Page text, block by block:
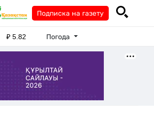
Подписка на газету
₽5.82 Погода